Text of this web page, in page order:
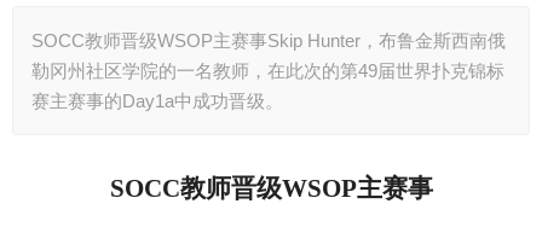
SOCC教师晋级WSOP主赛事Skip Hunter，布鲁金斯西南俄
勒冈州社区学院的一名教师，在此次的第49届世界扑克锦标
赛主赛事的Day1a中成功晋级。
SOCC教师晋级WSOP主赛事